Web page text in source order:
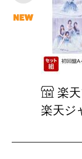
楽
楽天ジ